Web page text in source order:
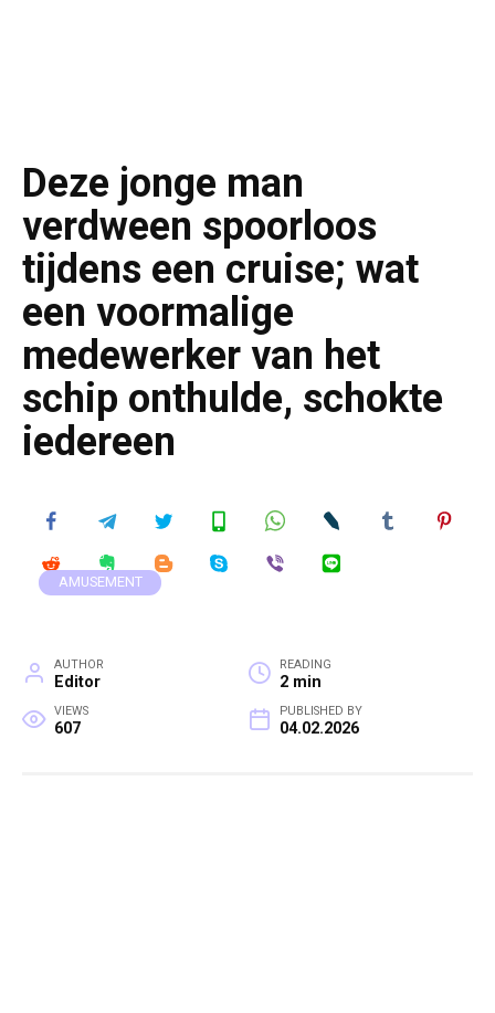
Deze jonge man
verdween spoorloos
tijdens een cruise; wat
een voormalige
medewerker van het
schip onthulde, schokte
iedereen
AMUSEMENT
AUTHOR
Editor
READING
2 min
VIEWS
607
PUBLISHED BY
04.02.2026